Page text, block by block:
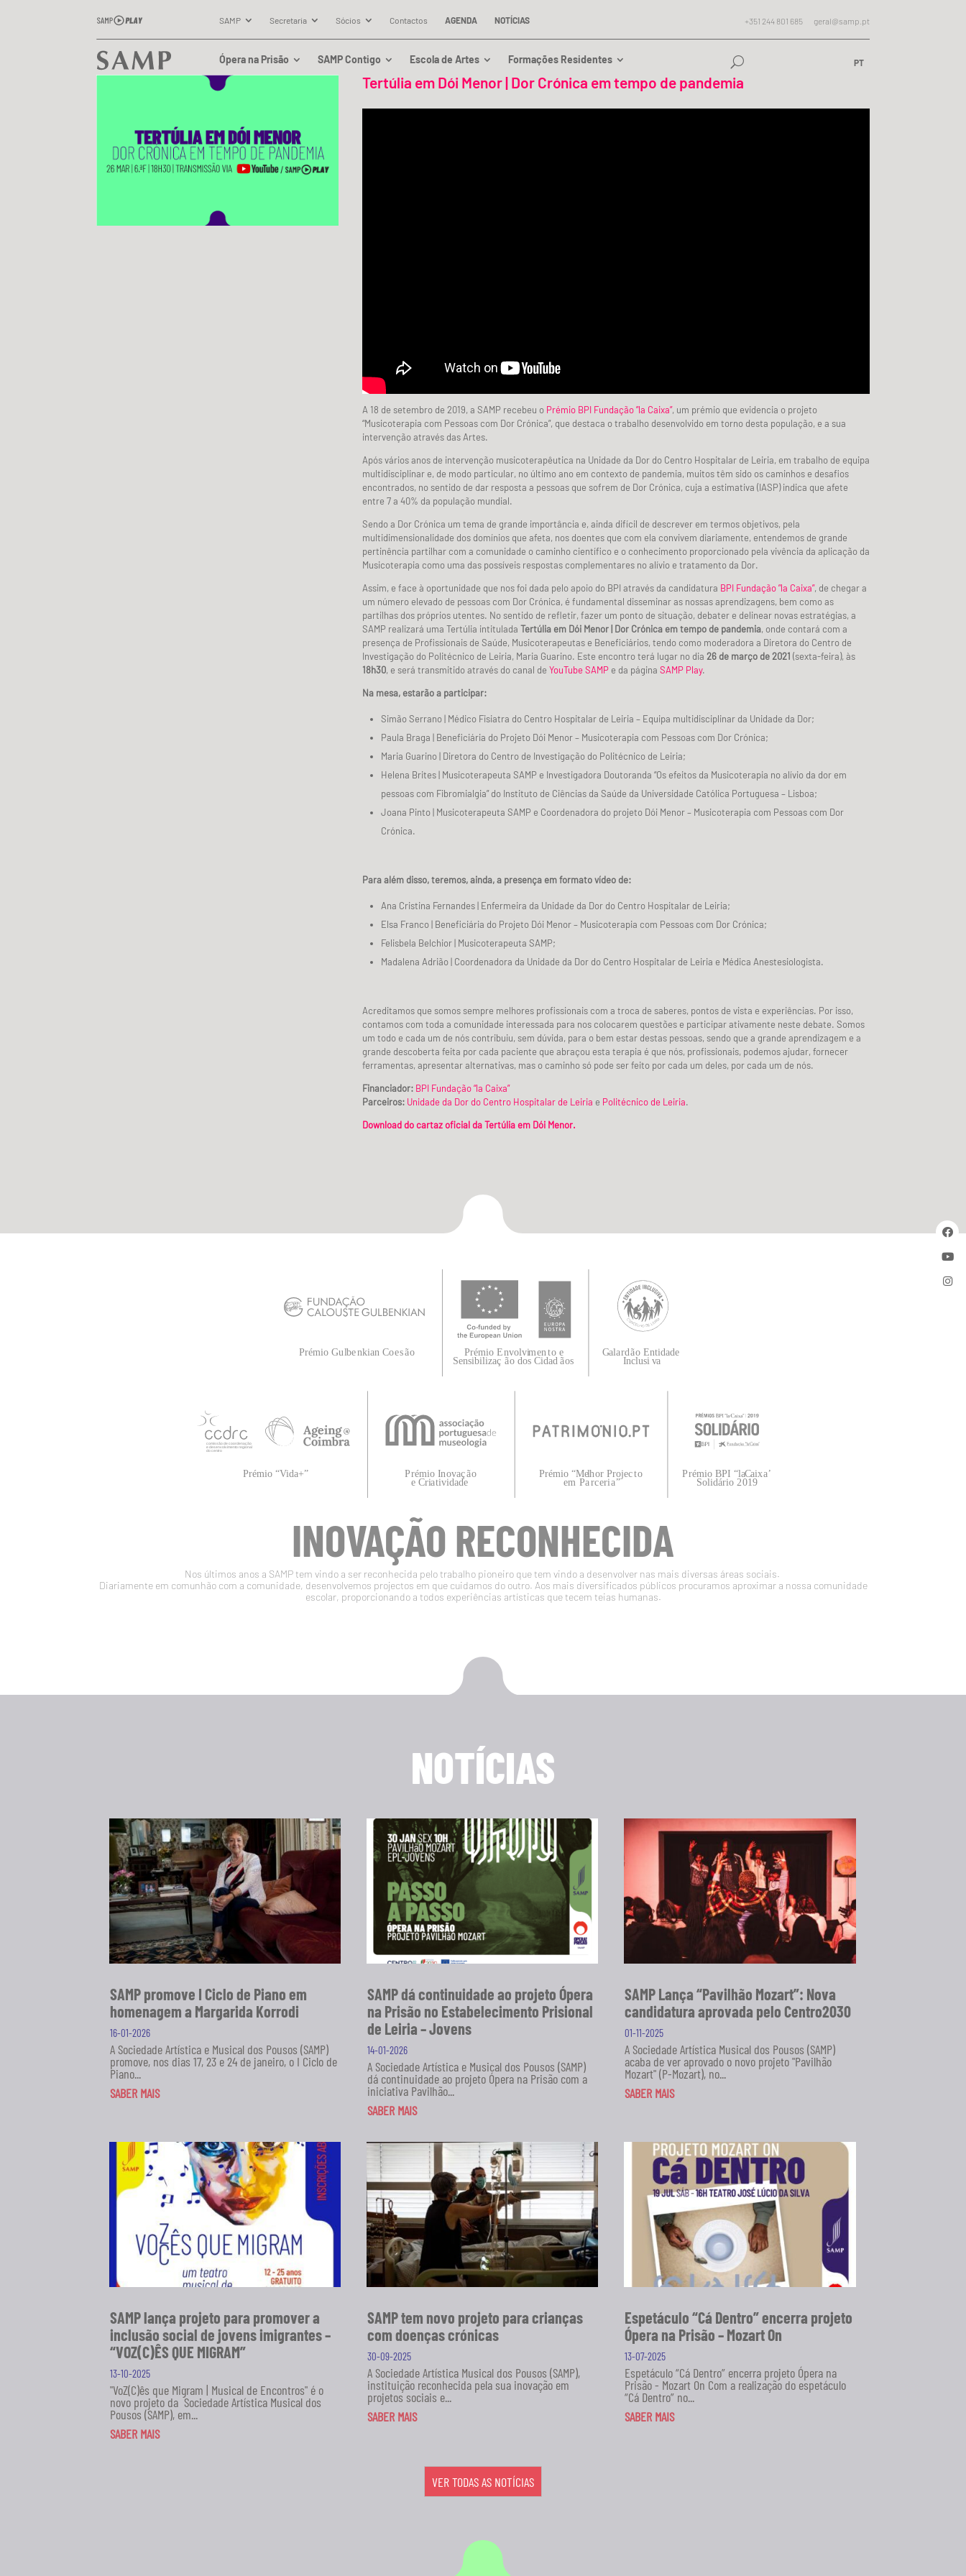
SAMP Secretaria Sócios Contactos AGENDA NOTÍCIAS +351 244 801 685 geral@samp.pt
Ópera na Prisão SAMP Contigo Escola de Artes Formações Residentes PT
Tertúlia em Dói Menor | Dor Crónica em tempo de pandemia
A 18 de setembro de 2019, a SAMP recebeu o Prémio BPI Fundação ”la Caixa”, um prémio que evidencia o projeto
“Musicoterapia com Pessoas com Dor Crónica”, que destaca o trabalho desenvolvido em torno desta população, e a sua
intervenção através das Artes.
Após vários anos de intervenção musicoterapêutica na Unidade da Dor do Centro Hospitalar de Leiria, em trabalho de equipa
multidisciplinar e, de modo particular, no último ano em contexto de pandemia, muitos têm sido os caminhos e desafios
encontrados, no sentido de dar resposta a pessoas que sofrem de Dor Crónica, cuja a estimativa (IASP) indica que afete
entre 7 a 40% da população mundial.
Sendo a Dor Crónica um tema de grande importância e, ainda difícil de descrever em termos objetivos, pela
multidimensionalidade dos domínios que afeta, nos doentes que com ela convivem diariamente, entendemos de grande
pertinência partilhar com a comunidade o caminho científico e o conhecimento proporcionado pela vivência da aplicação da
Musicoterapia como uma das possíveis respostas complementares no alívio e tratamento da Dor.
Assim, e face à oportunidade que nos foi dada pelo apoio do BPI através da candidatura BPI Fundação ”la Caixa”, de chegar a
um número elevado de pessoas com Dor Crónica, é fundamental disseminar as nossas aprendizagens, bem como as
partilhas dos próprios utentes. No sentido de refletir, fazer um ponto de situação, debater e delinear novas estratégias, a
SAMP realizará uma Tertúlia intitulada Tertúlia em Dói Menor | Dor Crónica em tempo de pandemia, onde contará com a
presença de Profissionais de Saúde, Musicoterapeutas e Beneficiários, tendo como moderadora a Diretora do Centro de
Investigação do Politécnico de Leiria, Maria Guarino. Este encontro terá lugar no dia 26 de março de 2021 (sexta-feira), às
18h30, e será transmitido através do canal de YouTube SAMPe da página SAMP Play.
Na mesa, estarão a participar:
Simão Serrano | Médico Fisiatra do Centro Hospitalar de Leiria – Equipa multidisciplinar da Unidade da Dor;
Paula Braga | Beneficiária do Projeto Dói Menor – Musicoterapia com Pessoas com Dor Crónica;
Maria Guarino | Diretora do Centro de Investigação do Politécnico de Leiria;
Helena Brites | Musicoterapeuta SAMP e Investigadora Doutoranda “Os efeitos da Musicoterapia no alívio da dor em
pessoas com Fibromialgia” do Instituto de Ciências da Saúde da Universidade Católica Portuguesa – Lisboa;
Joana Pinto | Musicoterapeuta SAMP e Coordenadora do projeto Dói Menor – Musicoterapia com Pessoas com Dor
Crónica.
Para além disso, teremos, ainda, a presença em formato vídeo de:
Ana Cristina Fernandes | Enfermeira da Unidade da Dor do Centro Hospitalar de Leiria;
Elsa Franco | Beneficiária do Projeto Dói Menor – Musicoterapia com Pessoas com Dor Crónica;
Felisbela Belchior | Musicoterapeuta SAMP;
Madalena Adrião | Coordenadora da Unidade da Dor do Centro Hospitalar de Leiria e Médica Anestesiologista.
Acreditamos que somos sempre melhores profissionais com a troca de saberes, pontos de vista e experiências. Por isso,
contamos com toda a comunidade interessada para nos colocarem questões e participar ativamente neste debate. Somos
um todo e cada um de nós contribuiu, sem dúvida, para o bem estar destas pessoas, sendo que a grande aprendizagem e a
grande descoberta feita por cada paciente que abraçou esta terapia é que nós, profissionais, podemos ajudar, fornecer
ferramentas, apresentar alternativas, mas o caminho só pode ser feito por cada um deles, por cada um de nós.
Financiador: BPI Fundação “la Caixa”
Parceiros: Unidade da Dor do Centro Hospitalar de Leiria e Politécnico de Leiria.
Download do cartaz oficial da Tertúlia em Dói Menor.
INOVAÇÃO RECONHECIDA
Nos últimos anos a SAMP tem vindo a ser reconhecida pelo trabalho pioneiro que tem vindo a desenvolver nas mais diversas áreas sociais.
Diariamente em comunhão com a comunidade, desenvolvemos projectos em que cuidamos do outro. Aos mais diversificados públicos procuramos aproximar a nossa comunidade
escolar, proporcionando a todos experiências artísticas que tecem teias humanas.
NOTÍCIAS
SAMP promove I Ciclo de Piano em
homenagem a Margarida Korrodi
16-01-2026
A Sociedade Artística e Musical dos Pousos (SAMP)
promove, nos dias 17, 23 e 24 de janeiro, o I Ciclo de
Piano...
SABER MAIS
SAMP dá continuidade ao projeto Ópera
na Prisão no Estabelecimento Prisional
de Leiria – Jovens
14-01-2026
A Sociedade Artística e Musical dos Pousos (SAMP)
dá continuidade ao projeto Ópera na Prisão com a
iniciativa Pavilhão...
SABER MAIS
SAMP Lança “Pavilhão Mozart”: Nova
candidatura aprovada pelo Centro2030
01-11-2025
A Sociedade Artística Musical dos Pousos (SAMP)
acaba de ver aprovado o novo projeto "Pavilhão
Mozart" (P-Mozart), no...
SABER MAIS
SAMP lança projeto para promover a
inclusão social de jovens imigrantes –
“VOZ(C)ÊS QUE MIGRAM”
13-10-2025
"VoZ(C)ês que Migram | Musical de Encontros" é o
novo projeto da Sociedade Artística Musical dos
Pousos (SAMP), em...
SABER MAIS
SAMP tem novo projeto para crianças
com doenças crónicas
30-09-2025
A Sociedade Artística Musical dos Pousos (SAMP),
instituição reconhecida pela sua inovação em
projetos sociais e...
SABER MAIS
Espetáculo “Cá Dentro” encerra projeto
Ópera na Prisão – Mozart On
13-07-2025
Espetáculo “Cá Dentro” encerra projeto Ópera na
Prisão - Mozart On Com a realização do espetáculo
“Cá Dentro” no...
SABER MAIS
VER TODAS AS NOTÍCIAS